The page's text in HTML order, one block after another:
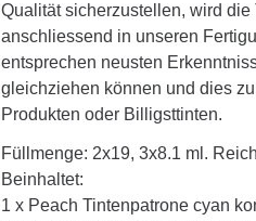
Qualität sicherzustellen, wird
anschliessend in unseren
entsprechen neusten
gleichziehen können und dies
Produkten oder Billigsttinten.
Füllmenge: 2x19, 3x8.1 ml.
Beinhaltet:
1 x Peach Tintenpatrone cyan